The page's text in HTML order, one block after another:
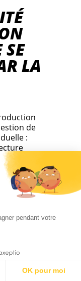
pendant votre
OK pour moi
SE
LA
de
:
et
nous
chaque
série,
que
nous
la